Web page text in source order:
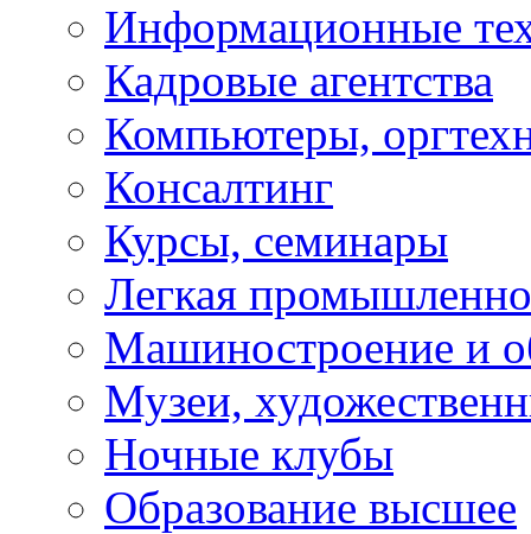
Информационные
Кадровые агентства
Компьютеры,
Консалтинг
Курсы, семинары
Легкая
Машиностроение и
Музеи,
Ночные клубы
Образование высшее